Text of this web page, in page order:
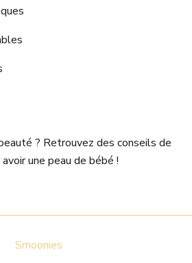
? Retrouvez des conseils de
une peau de bébé !
Smoonies